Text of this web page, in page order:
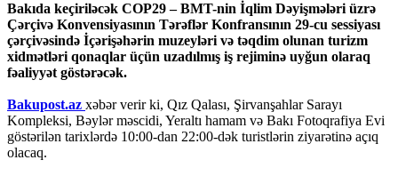
Bakıda keçiriləcək COP29 – BMT-nin İqlim Dəyişmələri üzrə
Çərçivə Konvensiyasının Tərəflər Konfransının 29-cu sessiyası
çərçivəsində İçərişəhərin muzeyləri və təqdim olunan turizm
xidmətləri qonaqlar üçün uzadılmış iş rejiminə uyğun olaraq
fəaliyyət göstərəcək.
Bakupost.az xəbər verir ki, Qız Qalası, Şirvanşahlar Sarayı
Kompleksi, Bəylər məscidi, Yeraltı hamam və Bakı Fotoqrafiya Evi
göstərilən tarixlərdə 10:00-dan 22:00-dək turistlərin ziyarətinə açıq
olacaq.